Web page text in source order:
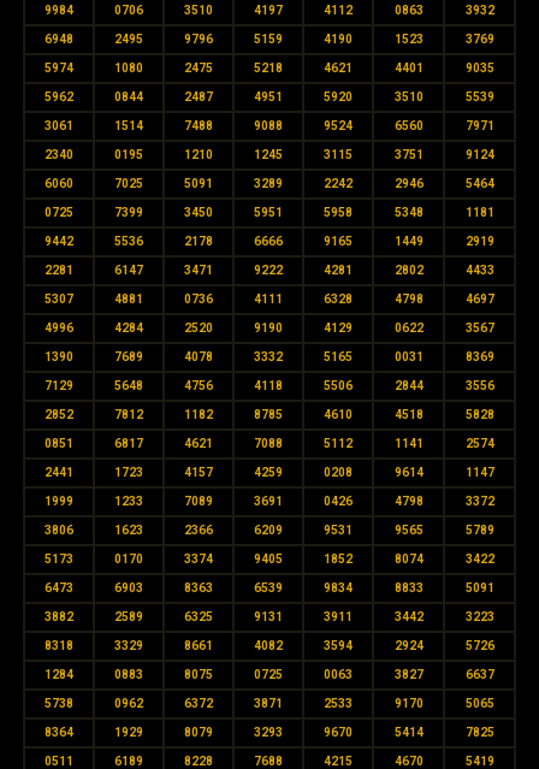
9984 0706 3510 4197 4112 0863 3932
6948 2495 9796 5159 4190 1523 3769
5974 1080 2475 5218 4621 4401 9035
5962 0844 2487 4951 5920 3510 5539
3061 1514 7488 9088 9524 6560 7971
2340 0195 1210 1245 3115 3751 9124
6060 7025 5091 3289 2242 2946 5464
0725 7399 3450 5951 5958 5348 1181
9442 5536 2178 6666 9165 1449 2919
2281 6147 3471 9222 4281 2802 4433
5307 4881 0736 4111 6328 4798 4697
4996 4284 2520 9190 4129 0622 3567
1390 7689 4078 3332 5165 0031 8369
7129 5648 4756 4118 5506 2844 3556
2852 7812 1182 8785 4610 4518 5828
0851 6817 4621 7088 5112 1141 2574
2441 1723 4157 4259 0208 9614 1147
1999 1233 7089 3691 0426 4798 3372
3806 1623 2366 6209 9531 9565 5789
5173 0170 3374 9405 1852 8074 3422
6473 6903 8363 6539 9834 8833 5091
3882 2589 6325 9131 3911 3442 3223
8318 3329 8661 4082 3594 2924 5726
1284 0883 8075 0725 0063 3827 6637
5738 0962 6372 3871 2533 9170 5065
8364 1929 8079 3293 9670 5414 7825
0511 6189 8228 7688 4215 4670 5419